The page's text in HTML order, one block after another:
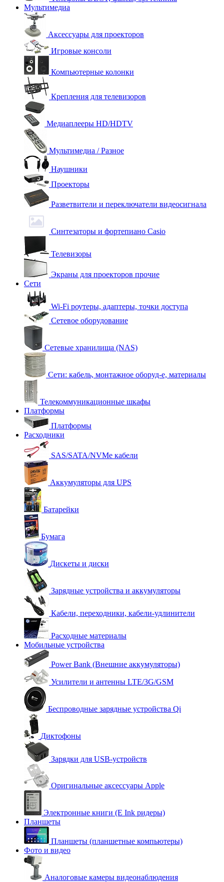
Мультимедиа
Аксессуары для проекторов
Игровые консоли
Компьютерные колонки
Крепления для телевизоров
Медиаплееры HD/HDTV
Мультимедиа / Разное
Наушники
Проекторы
Разветвители и переключатели видеосигнала
Синтезаторы и фортепиано Casio
Телевизоры
Экраны для проекторов прочие
Сети
Wi-Fi роутеры, адаптеры, точки доступа
Сетевое оборудование
Сетевые хранилища (NAS)
Сети: кабель, монтажное оборуд-е, материалы
Телекоммуникационные шкафы
Платформы
Платформы
Расходники
SAS/SATA/NVMe кабели
Аккумуляторы для UPS
Батарейки
Бумага
Дискеты и диски
Зарядные устройства и аккумуляторы
Кабели, переходники, кабели-удлинители
Расходные материалы
Мобильные устройства
Power Bank (Внешние аккумуляторы)
Усилители и антенны LTE/3G/GSM
Беспроводные зарядные устройства Qi
Диктофоны
Зарядки для USB-устройств
Оригинальные аксессуары Apple
Электронные книги (E Ink ридеры)
Планшеты
Планшеты (планшетные компьютеры)
Фото и видео
Аналоговые камеры видеонаблюдения